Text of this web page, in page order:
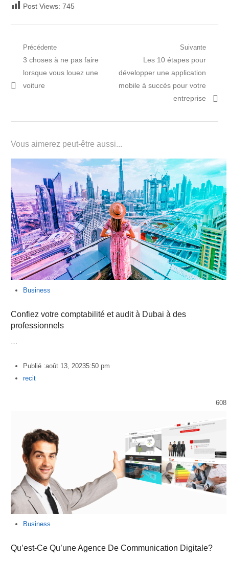
Post Views: 745
Navigation
l’article
Précédente
Post
précédent:
3 choses à ne pas faire
lorsque vous louez une
voiture
Suivante
Prochain
article:
Les 10 étapes pour
développer une application
mobile à succès pour votre
entreprise
Vous aimerez peut-être aussi...
Business
Confiez votre comptabilité et audit à Dubai à des
professionnels
…
Publié :août 13, 20235:50 pm
Author
recit
608
Business
Qu’est-Ce Qu’une Agence De Communication Digitale?